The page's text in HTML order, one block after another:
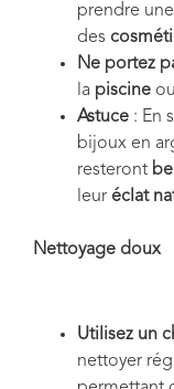
prendre une
des
Ne portez
la piscine
Astuce : En
bijoux en
resteront
leur éclat
Nettoyage doux
Utilisez un
nettoyer